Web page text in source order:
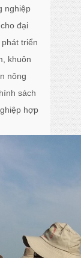
nghiệp
đại
triển
khuôn
nông
sách
hợp